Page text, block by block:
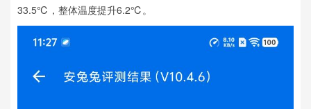
33.5℃，整体温度提升6.2℃。